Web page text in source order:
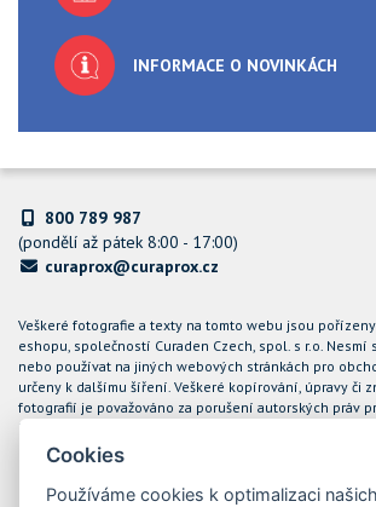
INFORMACE O NOVINKÁCH
800 789 987
(pondělí až pátek 8:00 - 17:00)
curaprox@curaprox.cz
Veškeré fotografie a texty na tomto webu jsou
eshopu, společností Curaden Czech, spol. s r.o. Nesmí
nebo používat na jiných webových stránkách pro
určeny k dalšímu šíření. Veškeré kopírování, úpravy či
fotografií je považováno za porušení autorských práv
internetového obchodu CURAPROX a společnost
bude takové případy řešit soudní cestou.
účtenku. Zároveň je povinen zaevidovat přijatou tržbu
Cookies
Používáme cookies k optimalizaci